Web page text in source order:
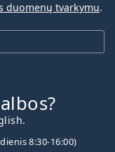
duomenų tvarkymu.
8:30-16:00)